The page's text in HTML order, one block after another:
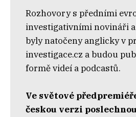
Rozhovory s předními
investigativními novináři
byly natočeny anglicky v
investigace.cz a budou
formě videí a podcastů.
Ve světové
českou verzi